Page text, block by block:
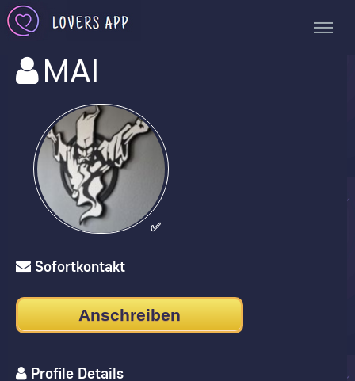
MAI
✅
Sofortkontakt
Anschreiben
Profile Details